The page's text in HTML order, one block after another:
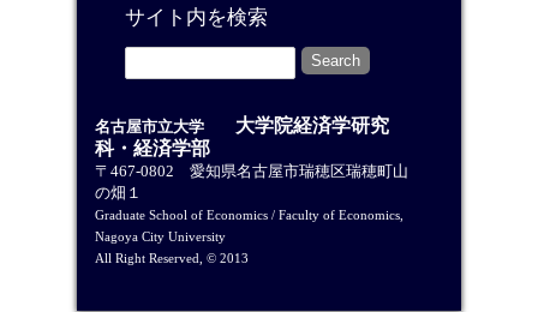
サイト内を検索
名古屋市立大学
大学院経済学研究
科・経済学部
〒467-0802 愛知県名古屋市瑞穂区瑞穂町山
の畑１
Graduate School of Economics / Faculty of Economics,
Nagoya City University
All Right Reserved, © 2013